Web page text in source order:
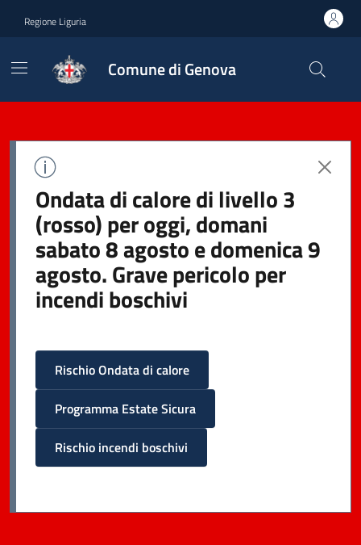
Regione Liguria
Comune di Genova
Ondata di calore di livello 3
(rosso) per oggi, domani
sabato 8 agosto e domenica 9
agosto. Grave pericolo per
incendi boschivi
Rischio Ondata di calore
Programma Estate Sicura
Rischio incendi boschivi